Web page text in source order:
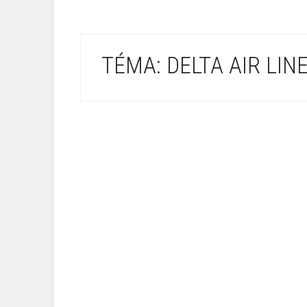
TÉMA: DELTA AIR